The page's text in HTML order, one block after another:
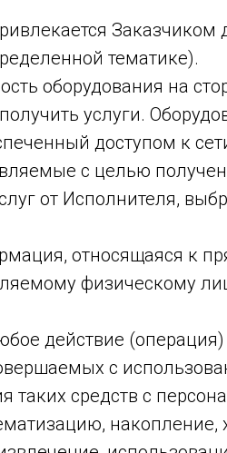
Заказчиком
тематике).
оборудования на
услуги.
доступом к
с целью
от Исполнителя,
относящаяся к
физическому
действие
с
таких средств с
накопление,